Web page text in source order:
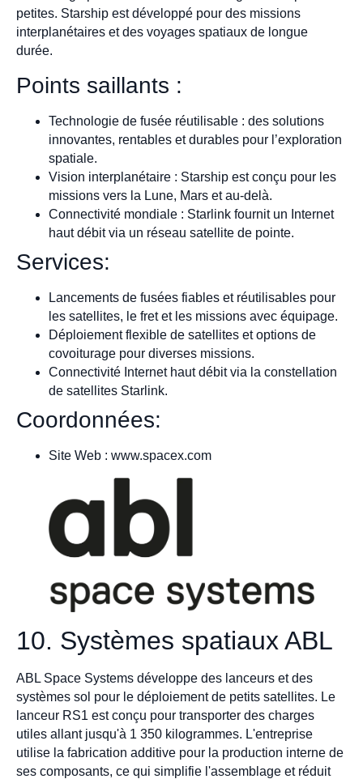
petites. Starship est développé pour des missions
interplanétaires et des voyages spatiaux de longue
durée.
Points saillants :
Technologie de fusée réutilisable : des solutions
innovantes, rentables et durables pour l’exploration
spatiale.
Vision interplanétaire : Starship est conçu pour les
missions vers la Lune, Mars et au-delà.
Connectivité mondiale : Starlink fournit un Internet
haut débit via un réseau satellite de pointe.
Services:
Lancements de fusées fiables et réutilisables pour
les satellites, le fret et les missions avec équipage.
Déploiement flexible de satellites et options de
covoiturage pour diverses missions.
Connectivité Internet haut débit via la constellation
de satellites Starlink.
Coordonnées:
Site Web : www.spacex.com
10. Systèmes spatiaux ABL
ABL Space Systems développe des lanceurs et des
systèmes sol pour le déploiement de petits satellites. Le
lanceur RS1 est conçu pour transporter des charges
utiles allant jusqu'à 1 350 kilogrammes. L'entreprise
utilise la fabrication additive pour la production interne de
ses composants, ce qui simplifie l'assemblage et réduit